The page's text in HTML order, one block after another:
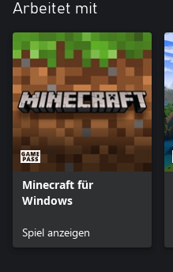
Arbeitet mit
Minecraft für
Windows
Spiel anzeigen